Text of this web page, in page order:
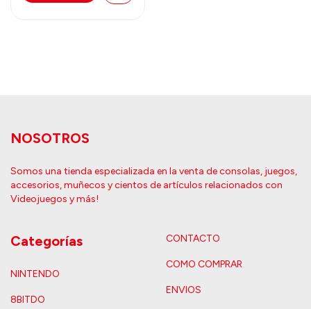
NOSOTROS
Somos una tienda especializada en la venta de consolas, juegos,
accesorios, muñecos y cientos de artículos relacionados con
Videojuegos y más!
Categorías
NINTENDO
8BITDO
CONTACTO
COMO COMPRAR
ENVIOS